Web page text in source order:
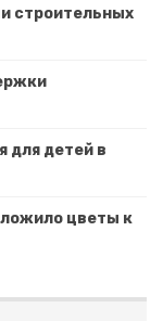
строительных
для детей в
цветы к